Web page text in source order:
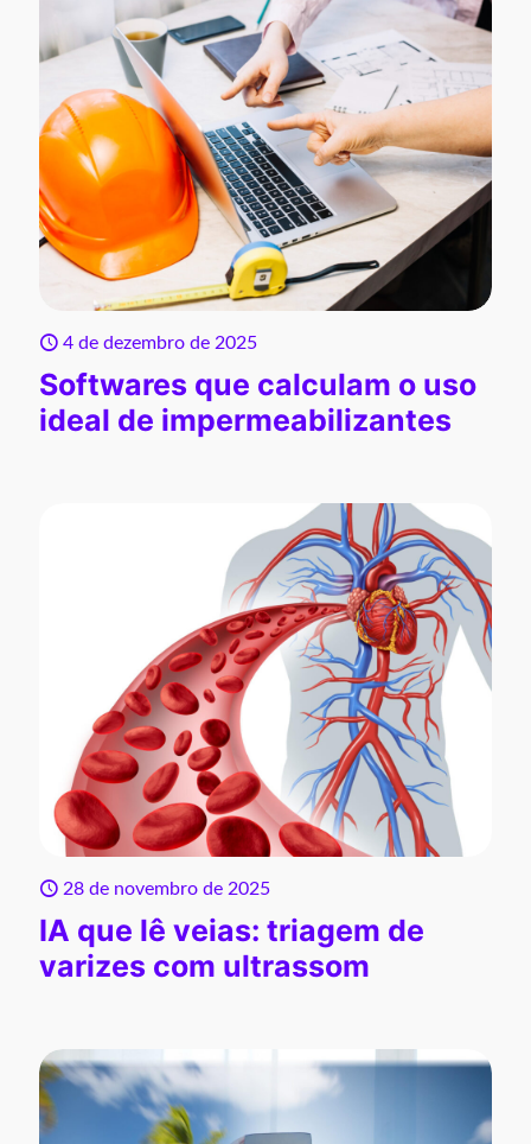
4 de dezembro de 2025
Softwares que calculam o uso
ideal de impermeabilizantes
28 de novembro de 2025
IA que lê veias: triagem de
varizes com ultrassom